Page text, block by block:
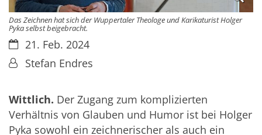
Das Zeichnen hat sich der Wuppertaler Theologe und Karikaturist Holger
Pyka selbst beigebracht.
Datum:21. Feb. 2024
Von:Stefan Endres
Wittlich. Der Zugang zum komplizierten
Verhältnis von Glauben und Humor ist bei Holger
Pyka sowohl ein zeichnerischer als auch ein